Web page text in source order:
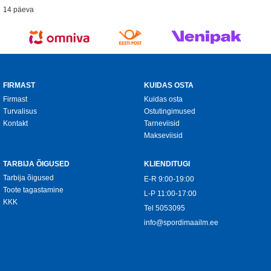
14 päeva
FIRMAST
Firmast
Turvalisus
Kontakt
KUIDAS OSTA
Kuidas osta
Ostutingimused
Tarneviisid
Makseviisid
TARBIJA ÕIGUSED
Tarbija õigused
Toote tagastamine
KKK
KLIENDITUGI
E-R 9:00-19:00
L-P 11:00-17:00
Tel 5053095
info@spordimaailm.ee